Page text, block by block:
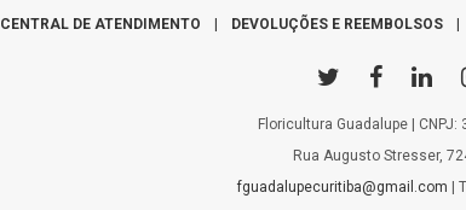
CENTRAL DE ATENDIMENTO DEVOLUÇÕES E REEMBOLSOS
Floricultura Guadalupe |
Rua Augusto Stresser,
fguadalupecuritiba@gmail.com |